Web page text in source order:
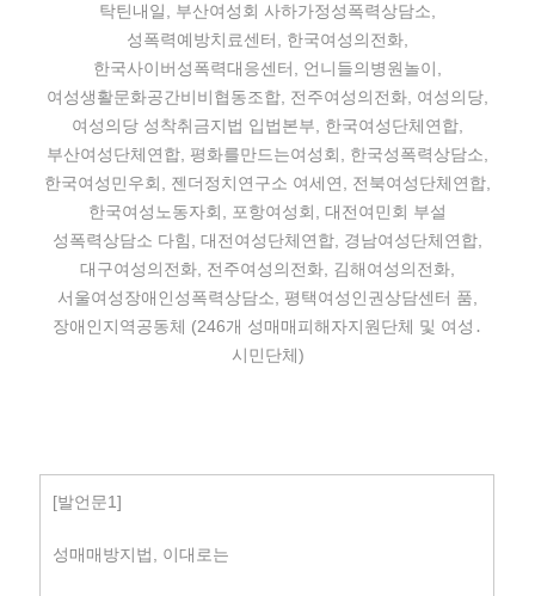
탁틴내일, 부산여성회 사하가정성폭력상담소,
성폭력예방치료센터, 한국여성의전화,
한국사이버성폭력대응센터, 언니들의병원놀이,
여성생활문화공간비비협동조합, 전주여성의전화, 여성의당,
여성의당 성착취금지법 입법본부, 한국여성단체연합,
부산여성단체연합, 평화를만드는여성회, 한국성폭력상담소,
한국여성민우회, 젠더정치연구소 여세연, 전북여성단체연합,
한국여성노동자회, 포항여성회, 대전여민회 부설
성폭력상담소 다힘, 대전여성단체연합, 경남여성단체연합,
대구여성의전화, 전주여성의전화, 김해여성의전화,
서울여성장애인성폭력상담소, 평택여성인권상담센터 품,
장애인지역공동체 (246개 성매매피해자지원단체 및 여성․
시민단체)
[발언문1]
성매매방지법, 이대로는